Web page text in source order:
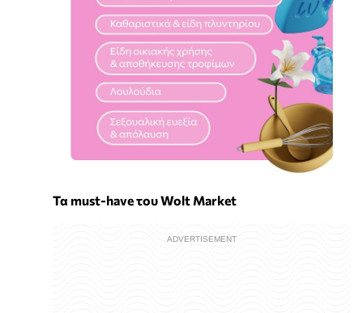
Τα must-have του Wolt Market